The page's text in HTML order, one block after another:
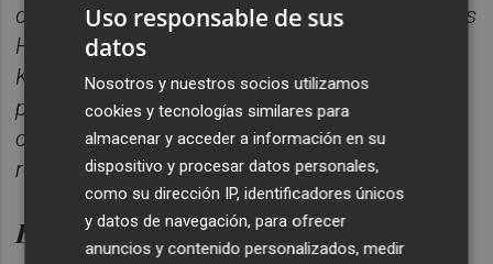
de final, con lo que llamó la atención del Towers
Hamburg. En el equipo alemán coincidió con
Kameron Taylor y empezó a demostrar que
podía destacar en un campeonato más fuerte
como la Bundesliga con 14,3 puntos, 2,8
rebotes, 5,3 asistencias y 1,7 recuperaciones.
Lluvia de reconocimientos y títulos
Uso responsable de sus
datos
Nosotros y nuestros socios utilizamos
cookies y tecnologías similares para
almacenar y acceder a información en su
dispositivo y procesar datos personales,
como su dirección IP, identificadores únicos
y datos de navegación, para ofrecer
anuncios y contenido personalizados, medir